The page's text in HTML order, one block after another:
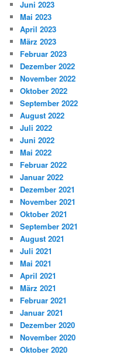
Juni 2023
Mai 2023
April 2023
März 2023
Februar 2023
Dezember 2022
November 2022
Oktober 2022
September 2022
August 2022
Juli 2022
Juni 2022
Mai 2022
Februar 2022
Januar 2022
Dezember 2021
November 2021
Oktober 2021
September 2021
August 2021
Juli 2021
Mai 2021
April 2021
März 2021
Februar 2021
Januar 2021
Dezember 2020
November 2020
Oktober 2020